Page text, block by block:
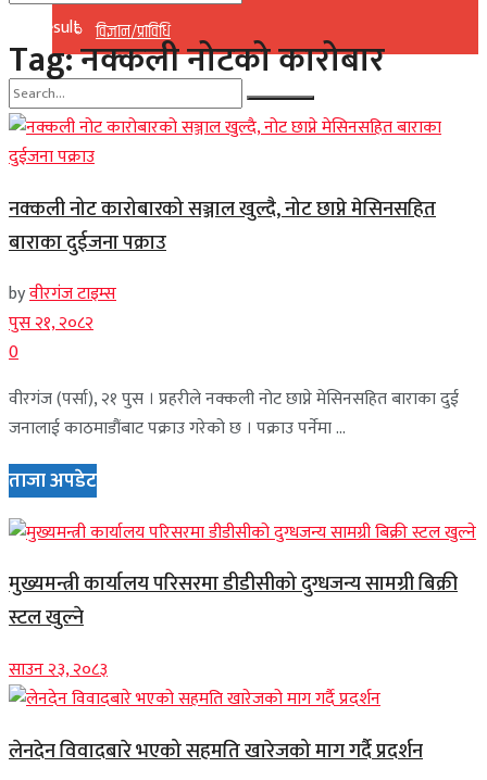
विज्ञान/प्राविधि
No Result
No Result
View All Result
Tag:नक्कली नोटको कारोबार
नक्कली नोट कारोबारको सञ्जाल खुल्दै, नोट छाप्ने मेसिनसहित
बाराका दुईजना पक्राउ
byवीरगंज टाइम्स
पुस २१, २०८२
0
वीरगंज (पर्सा), २१ पुस । प्रहरीले नक्कली नोट छाप्ने मेसिनसहित बाराका दुई
जनालाई काठमाडौंबाट पक्राउ गरेको छ । पक्राउ पर्नेमा ...
ताजा अपडेट
मुख्यमन्त्री कार्यालय परिसरमा डीडीसीको दुग्धजन्य सामग्री बिक्री
स्टल खुल्ने
साउन २३, २०८३
लेनदेन विवादबारे भएको सहमति खारेजको माग गर्दै प्रदर्शन